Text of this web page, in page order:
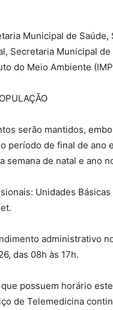
Municipal de Saúde,
Secretaria Municipal
do Meio Ambiente
serão mantidos,
período de final de ano
semana de natal e ano
Unidades Básicas
administrativo
das 08h às 17h.
possuem horário
de Telemedicina